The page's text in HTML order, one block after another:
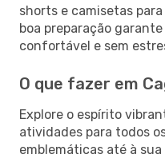
shorts e camisetas
boa preparação
confortável e sem
O que fazer em
Explore o espírito
atividades para todos
emblemáticas até à